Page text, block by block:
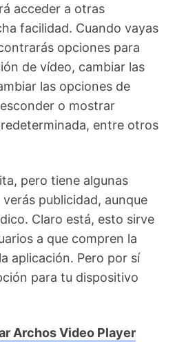
acceder a otras
facilidad. Cuando vayas
opciones para
de vídeo, cambiar las
las opciones de
o mostrar
entre otros
pero tiene algunas
publicidad, aunque
Claro está, esto sirve
a que compren la
aplicación. Pero por sí
para tu dispositivo
Archos Video Player